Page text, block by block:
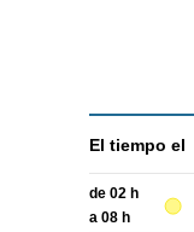
El tiempo el
de 02 h
a 08 h